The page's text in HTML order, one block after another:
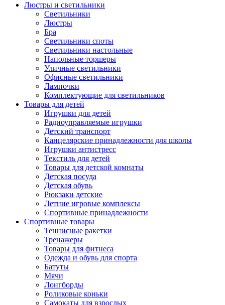
Люстры и светильники
Светильники
Люстры
Бра
Светильники споты
Светильники настольные
Напольные торшеры
Уличные светильники
Офисные светильники
Лампочки
Комплектующие для светильников
Товары для детей
Игрушки для детей
Радиоуправляемые игрушки
Детский транспорт
Канцелярские принадлежности для школы
Игрушки антистресс
Текстиль для детей
Товары для детской комнаты
Детская посуда
Детская обувь
Рюкзаки детские
Летние игровые комплексы
Спортивные принадлежности
Спортивные товары
Теннисные ракетки
Тренажеры
Товары для фитнеса
Одежда и обувь для спорта
Батуты
Мячи
Лонгборды
Роликовые коньки
Самокаты для взрослых